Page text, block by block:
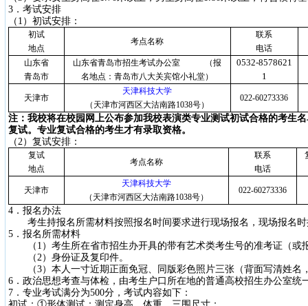
3．考试安排
（ 1 ）初试安排：
初试
地点
考点名称
联系
电话
山东省
青岛市
山东省青岛市招生考试办公室
（报
名地点：青岛市八大关宾馆小礼堂）
0532-8578621
1
天津市
天津科技大学
（天津市河西区大沽南路1038号）
022-60273336
注：我校将在校园网上公布参加我校表演类专业测试初试合格的考生
复试。专业复试合格的考生才有录取资格。
（2）复试安排：
复试
地点
考点名称
联系
电话
天津市
天津科技大学
（天津市河西区大沽南路1038号）
022-60273336
4．报名办法
考生持报名所需材料按照报名时间要求进行现场报名，现场报名
5．报名所需材料
（ 1 ）考生所在省市招生办开具的带有艺术类考生号的准考证（或
（2）身份证及复印件。
（3）本人一寸近期正面免冠、同版彩色照片三张（背面写清姓名
6．政治思想考查与体检，由考生户口所在地的普通高校招生办公室统
7．专业考试满分为500分，考试内容如下：